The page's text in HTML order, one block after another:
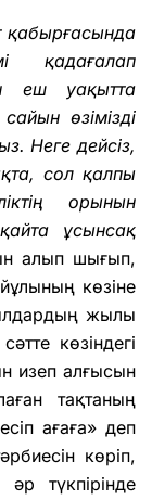
қабырғасында
қадағалап
еш уақытта
өзімізді
Неге дейсіз,
сол қалпы
орынын
ұсынсақ
алып шығып,
көзіне
жылы
көзіндегі
изеп алғысын
тақтаның
ағаға» деп
көріп,
әр түкпірінде